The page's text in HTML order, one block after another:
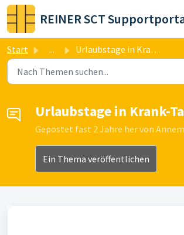
Zum hauptsächlichen Inhalt gehen
REINER SCT
Start ... Urlaubstage in Krank-Tage ändern
Urlaubstage in Krank-
Gepostet fast 2 Jahre hervon
Ein Thema veröffentlichen